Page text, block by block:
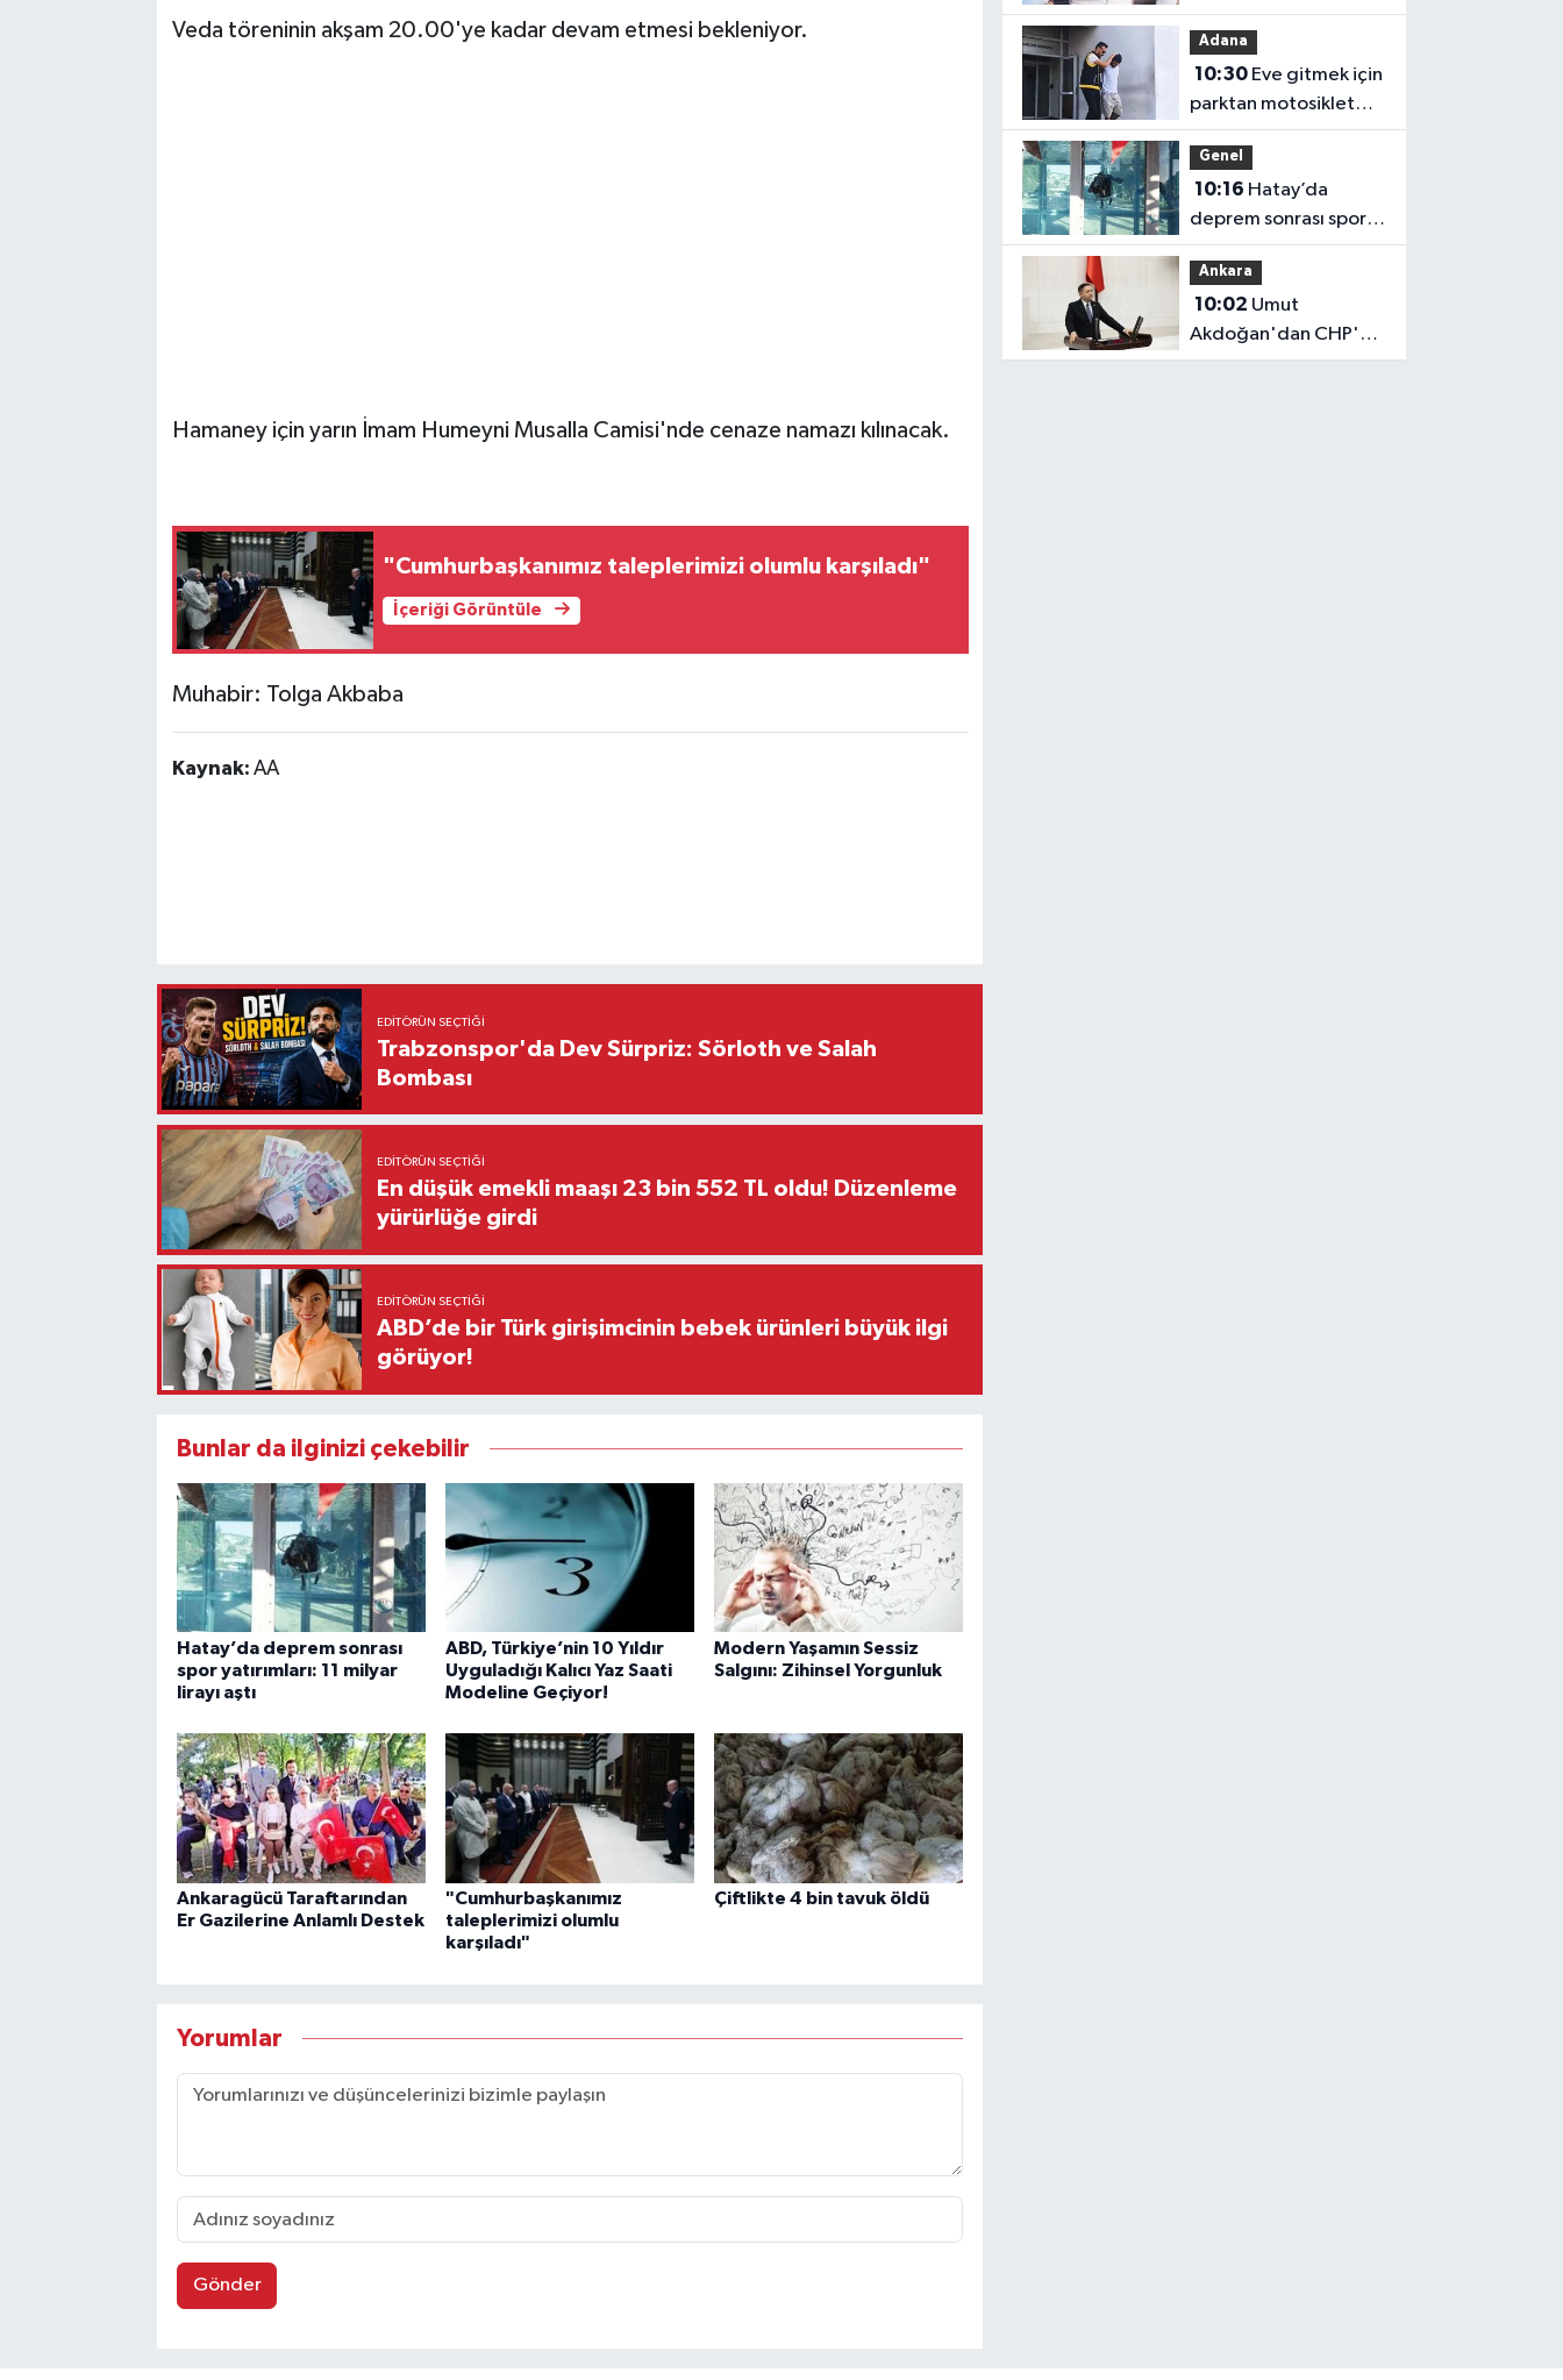
Veda töreninin akşam 20.00'ye kadar devam etmesi bekleniyor.
Hamaney için yarın İmam Humeyni Musalla Camisi'nde cenaze namazı kılınacak.
"Cumhurbaşkanımız taleplerimizi olumlu karşıladı"
İçeriği Görüntüle
Muhabir: Tolga Akbaba
Kaynak: AA
EDITÖRÜN SEÇTIĞI
Trabzonspor'da Dev Sürpriz: Sörloth ve Salah
Bombası
EDITÖRÜN SEÇTIĞI
En düşük emekli maaşı 23 bin 552 TL oldu! Düzenleme
yürürlüğe girdi
EDITÖRÜN SEÇTIĞI
ABD’de bir Türk girişimcinin bebek ürünleri büyük ilgi
görüyor!
Bunlar da ilginizi çekebilir
Hatay’da deprem sonrası
spor yatırımları: 11 milyar
lirayı aştı
ABD, Türkiye’nin 10 Yıldır
Uyguladığı Kalıcı Yaz Saati
Modeline Geçiyor!
Modern Yaşamın Sessiz
Salgını: Zihinsel Yorgunluk
Ankaragücü Taraftarından
Er Gazilerine Anlamlı Destek
"Cumhurbaşkanımız
taleplerimizi olumlu
karşıladı"
Çiftlikte 4 bin tavuk öldü
Yorumlar
Gönder
Adana
10:30
parktan motosiklet
çaldı;
Genel
10:16
deprem sonrası spor
yatırımları: 11 milyar
lirayı aştı
Ankara
10:02
Akdoğan'dan CHP'ye
"Komisyon" Tepkisi!